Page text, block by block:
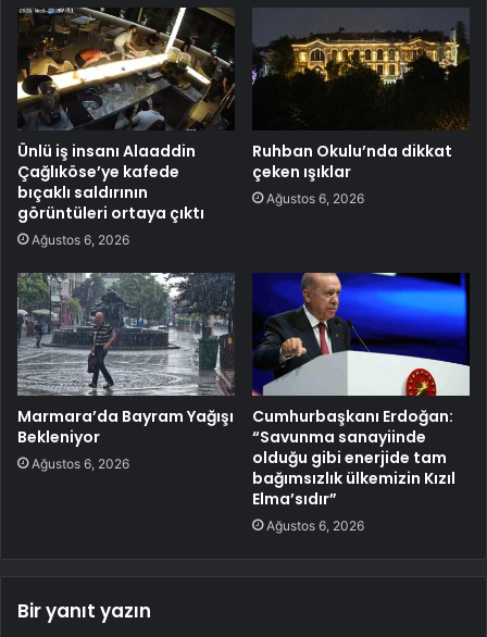
Ünlü iş insanı Alaaddin
Çağlıköse’ye kafede
bıçaklı saldırının
görüntüleri ortaya çıktı
Ağustos 6, 2026
Ruhban Okulu’nda dikkat
çeken ışıklar
Ağustos 6, 2026
Marmara’da Bayram Yağışı
Bekleniyor
Ağustos 6, 2026
Cumhurbaşkanı Erdoğan:
“Savunma sanayiinde
olduğu gibi enerjide tam
bağımsızlık ülkemizin Kızıl
Elma’sıdır”
Ağustos 6, 2026
Bir yanıt yazın